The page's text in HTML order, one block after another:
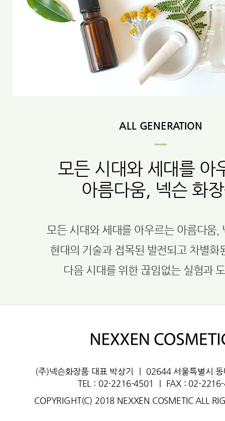
ALL GENERATION
모든 시대와 세대를 아
아름다움, 넥슨 화
모든 시대와 세대를 아우르는 아름다움,
현대의 기술과 접목된 발전되고 차별화
다음 시대를 위한 끊임없는 실험과
(주)넥슨화장품 대표 박상기
02644 서울특별시
TEL : 02-2216-4501
FAX : 02-
COPYRIGHT(C) 2018 NEXXEN COSMETIC ALL